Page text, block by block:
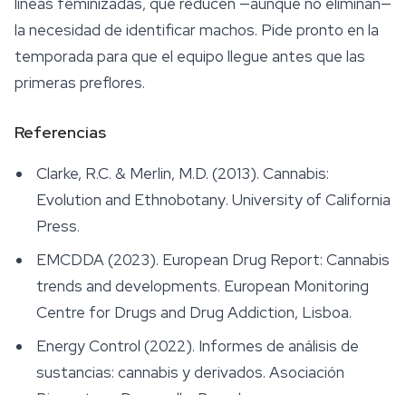
la necesidad de identificar machos. Pide pronto en la
temporada para que el equipo llegue antes que las
primeras preflores.
Referencias
Clarke, R.C. & Merlin, M.D. (2013). Cannabis:
Evolution and Ethnobotany. University of California
Press.
EMCDDA (2023). European Drug Report: Cannabis
trends and developments. European Monitoring
Centre for Drugs and Drug Addiction, Lisboa.
Energy Control (2022). Informes de análisis de
sustancias: cannabis y derivados. Asociación